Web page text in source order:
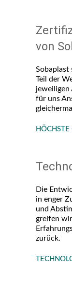
von
Sobaplast
Teil der
jeweiligen
für uns
HÖCHSTE
Die
in enger
und
greifen
zurück.